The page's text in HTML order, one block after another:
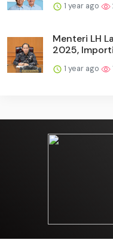
1 year ago
Menteri LH
2025,
1 year ago